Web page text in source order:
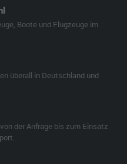
Boote und Flugzeuge im
überall in Deutschland und
der Anfrage bis zum Einsatz